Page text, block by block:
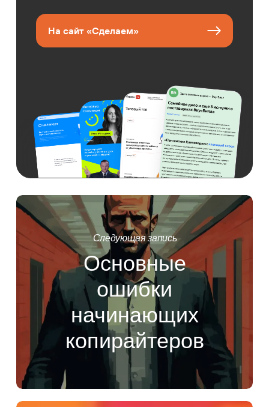
На сайт «Сделаем»
Следующая запись
Основные
ошибки
начинающих
копирайтеров